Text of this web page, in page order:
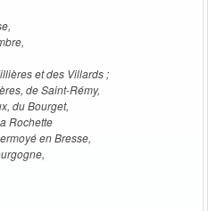
et des Villards ;
de Saint-Rémy,
du Bourget,
Rochette
en Bresse,